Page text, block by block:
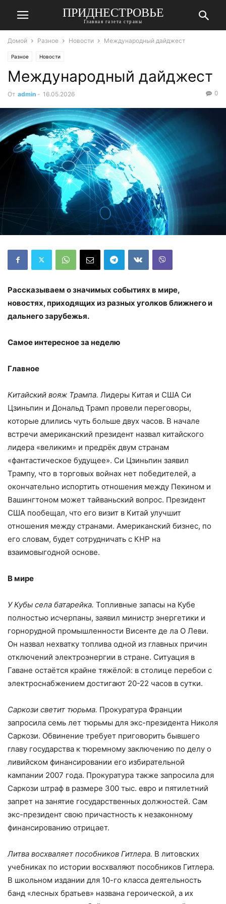
ПРИДНЕСТРОВЬЕ
Главная газета страны
Домой Разное Новости Международный дайджест
Разное Новости
Международный дайджест
От admin - 16.05.2026 0
Рассказываем о значимых событиях в мире,
новостях, приходящих из разных уголков ближнего и
дальнего зарубежья.
Самое интересное за неделю
Главное
Китайский вояж Трампа. Лидеры Китая и США Си
Цзиньпин и Дональд Трамп провели переговоры,
которые длились чуть больше двух часов. В начале
встречи американский президент назвал китайского
лидера «великим» и предрёк двум странам
«фантастическое будущее». Си Цзиньпин заявил
Трампу, что в торговых войнах нет победителей, а
окончательно испортить отношения между Пекином и
Вашингтоном может тайваньский вопрос. Президент
США пообещал, что его визит в Китай улучшит
отношения между странами. Американский бизнес, по
его словам, будет сотрудничать с КНР на
взаимовыгодной основе.
В мире
У Кубы села батарейка. Топливные запасы на Кубе
полностью исчерпаны, заявил министр энергетики и
горнорудной промышленности Висенте де ла О Леви.
Он назвал нехватку топлива одной из главных причин
отключений электроэнергии в стране. Ситуация в
Гаване остаётся крайне тяжёлой: в столице перебои с
электроснабжением достигают 20-22 часов в сутки.
Саркози светит тюрьма. Прокуратура Франции
запросила семь лет тюрьмы для экс-президента Николя
Саркози. Обвинение требует приговорить бывшего
главу государства к тюремному заключению по делу о
ливийском финансировании его избирательной
кампании 2007 года. Прокуратура также запросила для
Саркози штраф в размере 300 тыс. евро и пятилетний
запрет на занятие государственных должностей. Сам
экс-президент свою причастность к незаконному
финансированию отрицает.
Литва восхваляет пособников Гитлера. В литовских
учебниках по истории восхваляют пособников Гитлера.
В школьном издании для 10-го класса деятельность
банд «лесных братьев» названа героической, а их